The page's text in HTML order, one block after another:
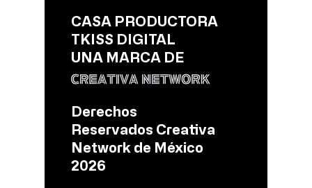
CASA PRODUCTORA
TKISS DIGITAL
UNA MARCA DE
Derechos
Reservados Creativa
Network de México
2026